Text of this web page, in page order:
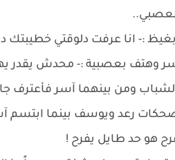
:- انا عرفت دلوقتي خطيبتك
وهتف بعصبية :- محدش يقدر
ومن بينهما آسر فأعترف
رعد ويوسف بينما ابتسم
هو حد طايل يفرح !